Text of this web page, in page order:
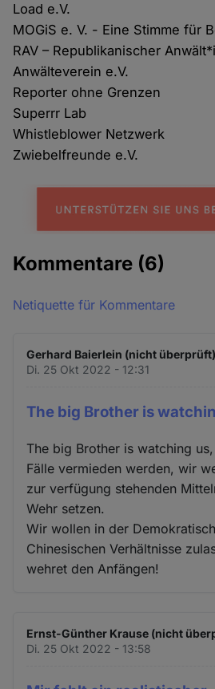
Load e.V.
MOGiS e. V. - Eine Stimme für
RAV – Republikanischer
Anwälteverein e.V.
Reporter ohne Grenzen
Superrr Lab
Whistleblower Netzwerk
Zwiebelfreunde e.V.
Kommentare (6)
Netiquette für Kommentare
Gerhard Baierlein (nicht überprüft)
Di. 25 Okt 2022 - 12:31
The big Brother is
The big Brother is watching
Fälle vermieden werden, wir
zur verfügung stehenden
Wehr setzen.
Wir wollen in der
Chinesischen Verhältnisse
wehret den Anfängen!
Ernst-Günther Krause (nicht
Di. 25 Okt 2022 - 13:58